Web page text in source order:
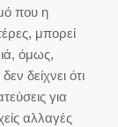
που η
μπορεί
όμως,
δείχνει ότι
για
αλλαγές